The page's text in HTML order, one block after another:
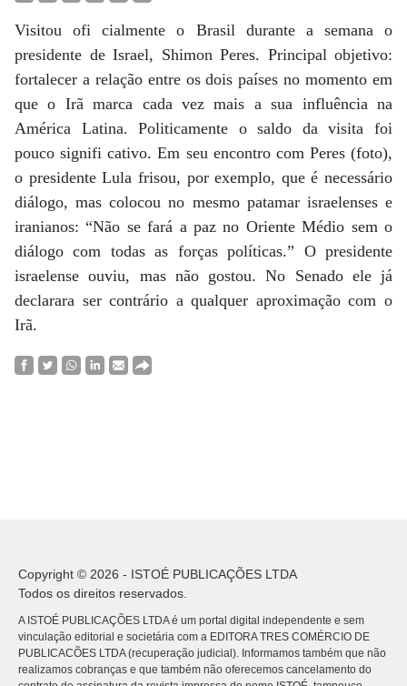
Visitou ofi cialmente o Brasil durante a semana o
presidente de Israel, Shimon Peres. Principal objetivo:
fortalecer a relação entre os dois países no momento em
que o Irã marca cada vez mais a sua influência na
América Latina. Politicamente o saldo da visita foi
pouco signifi cativo. Em seu encontro com Peres (foto),
o presidente Lula frisou, por exemplo, que é necessário
diálogo, mas colocou no mesmo patamar israelenses e
iranianos: “Não se fará a paz no Oriente Médio sem o
diálogo com todas as forças políticas.” O presidente
israelense ouviu, mas não gostou. No Senado ele já
declarara ser contrário a qualquer aproximação com o
Irã.
Copyright © 2026 - ISTOÉ PUBLICAÇÕES LTDA
Todos os direitos reservados.
A ISTOÉ PUBLICAÇÕES LTDA é um portal digital independente e sem
vinculação editorial e societária com a EDITORA TRES COMÉRCIO DE
PUBLICACÕES LTDA (recuperação judicial). Informamos também que não
realizamos cobranças e que também não oferecemos cancelamento do